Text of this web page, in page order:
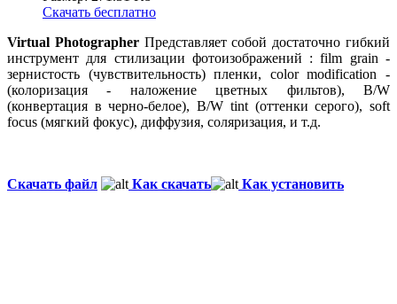
Скачать бесплатно
Virtual PhotographerПредставляет собой достаточно гибкий
инструмент для стилизации фотоизображений : film grain -
зернистость (чувствительность) пленки, color modification -
(колоризация - наложение цветных фильтов), B/W
(конвертация в черно-белое), B/W tint (оттенки серого), soft
focus (мягкий фокус), диффузия, соляризация, и т.д.
Скачать файл Как скачать Как установить